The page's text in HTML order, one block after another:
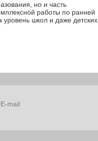
но и часть
работы по ранней
уровень школ и даже детских
E-mail